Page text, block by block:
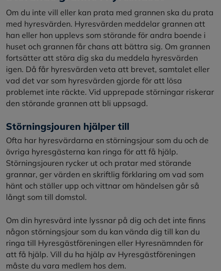
Om du inte vill eller kan prata med grannen ska du prata
med hyresvärden. Hyresvärden meddelar grannen att
han eller hon upplevs som störande för andra boende i
huset och grannen får chans att bättra sig. Om grannen
fortsätter att störa dig ska du meddela hyresvärden
igen. Då får hyresvärden veta att brevet, samtalet eller
vad det var som hyresvärden gjorde för att lösa
problemet inte räckte. Vid upprepade störningar riskerar
den störande grannen att bli uppsagd.
Störningsjouren hjälper till
Ofta har hyresvärdarna en störningsjour som du och de
övriga hyresgästerna kan ringa för att få hjälp.
Störningsjouren rycker ut och pratar med störande
grannar, ger värden en skriftlig förklaring om vad som
hänt och ställer upp och vittnar om händelsen går så
långt som till domstol.
Om din hyresvärd inte lyssnar på dig och det inte finns
någon störningsjour som du kan vända dig till kan du
ringa till Hyresgästföreningen eller Hyresnämnden för
att få hjälp. Vill du ha hjälp av Hyresgästföreningen
måste du vara medlem hos dem.